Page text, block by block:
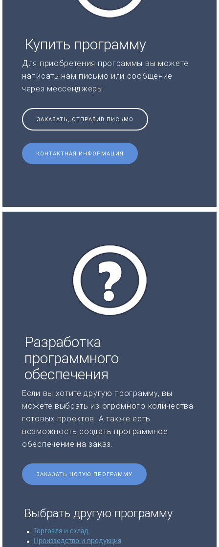
Купить программу
Для приобретения программы вы можете
написать нам письмо или сообщение
через мессенджеры
ЗАКАЗАТЬ, ОТПРАВИВ ПИСЬМО
КОНТАКТНАЯ ИНФОРМАЦИЯ
Разработка
программного
обеспечения
Если вы хотите другую программу, вы
можете выбрать из огромного количества
готовых проектов. А также есть
возможность создать программное
обеспечение на заказ.
ЗАКАЗАТЬ НОВУЮ ПРОГРАММУ
Выбрать другую программу
Торговля и склад
Производство и продукция